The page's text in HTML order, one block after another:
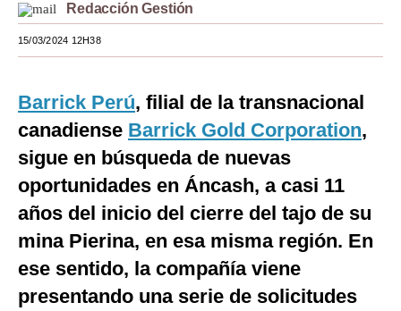
Estilos
Mundo
España
Internacional
Club del Suscriptor
Mix
Redacción Gestión
15/03/2024 12H38
Barrick Perú, filial de la transnacional
canadiense Barrick Gold Corporation,
sigue en búsqueda de nuevas
oportunidades en Áncash, a casi 11
años del inicio del cierre del tajo de su
mina Pierina, en esa misma región. En
ese sentido, la compañía viene
presentando una serie de solicitudes